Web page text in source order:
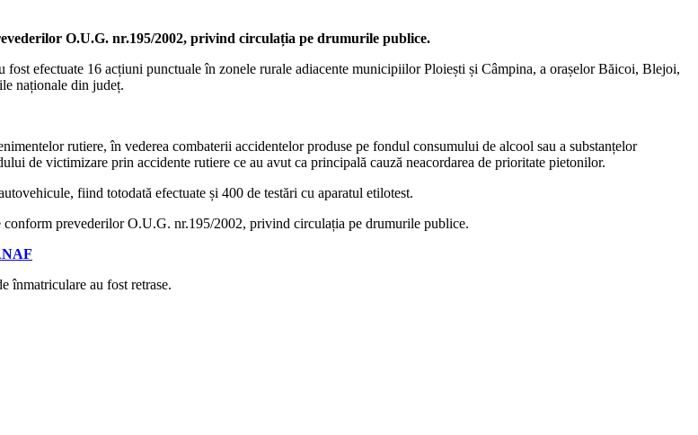
O.U.G. nr.195/2002, privind circulația pe drumurile publice.
efectuate 16 acțiuni punctuale în zonele rurale adiacente municipiilor Ploiești și Câmpina, a orașelor Băicoi, Blejoi,
naționale din județ.
rutiere, în vederea combaterii accidentelor produse pe fondul consumului de alcool sau a substanțelor
de victimizare prin accidente rutiere ce au avut ca principală cauză neacordarea de prioritate pietonilor.
fiind totodată efectuate și 400 de testări cu aparatul etilotest.
prevederilor O.U.G. nr.195/2002, privind circulația pe drumurile publice.
înmatriculare au fost retrase.